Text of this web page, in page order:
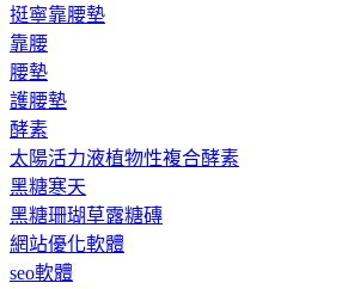
挺寧靠腰墊
靠腰
腰墊
護腰墊
酵素
太陽活力液植物性複合酵素
黑糖寒天
黑糖珊瑚草露糖磚
網站優化軟體
seo軟體